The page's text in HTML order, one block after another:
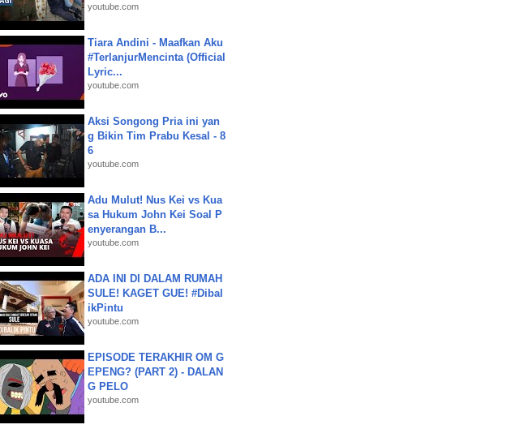
youtube.com
Tiara Andini - Maafkan Aku
#TerlanjurMencinta (Official
Lyric...
youtube.com
Aksi Songong Pria ini yan
g Bikin Tim Prabu Kesal - 8
6
youtube.com
Adu Mulut! Nus Kei vs Kua
sa Hukum John Kei Soal P
enyerangan B...
youtube.com
ADA INI DI DALAM RUMAH
SULE! KAGET GUE! #Dibal
ikPintu
youtube.com
EPISODE TERAKHIR OM G
EPENG? (PART 2) - DALAN
G PELO
youtube.com